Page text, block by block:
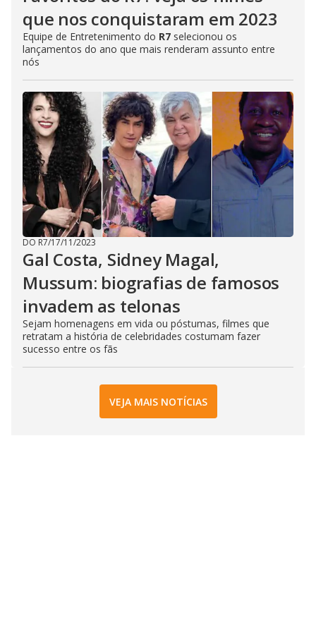
que nos conquistaram em 2023
Equipe de Entretenimento do R7 selecionou os
lançamentos do ano que mais renderam assunto entre
nós
DO R7/17/11/2023
Gal Costa, Sidney Magal,
Mussum: biografias de famosos
invadem as telonas
Sejam homenagens em vida ou póstumas, filmes que
retratam a história de celebridades costumam fazer
sucesso entre os fãs
VEJA MAIS NOTÍCIAS